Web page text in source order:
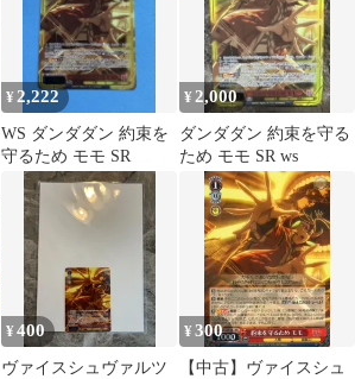
¥ 2,222
WS ダンダダン 約束を
守るため モモ SR
¥ 2,000
ダンダダン 約束を守る
ため モモ SR ws
¥400
ヴァイスシュヴァルツ
¥300
【中古】ヴァイスシュ